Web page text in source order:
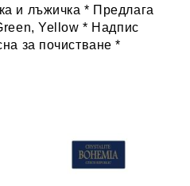
и лъжичка * Предлага
Yellow * Надпис
за почистване *